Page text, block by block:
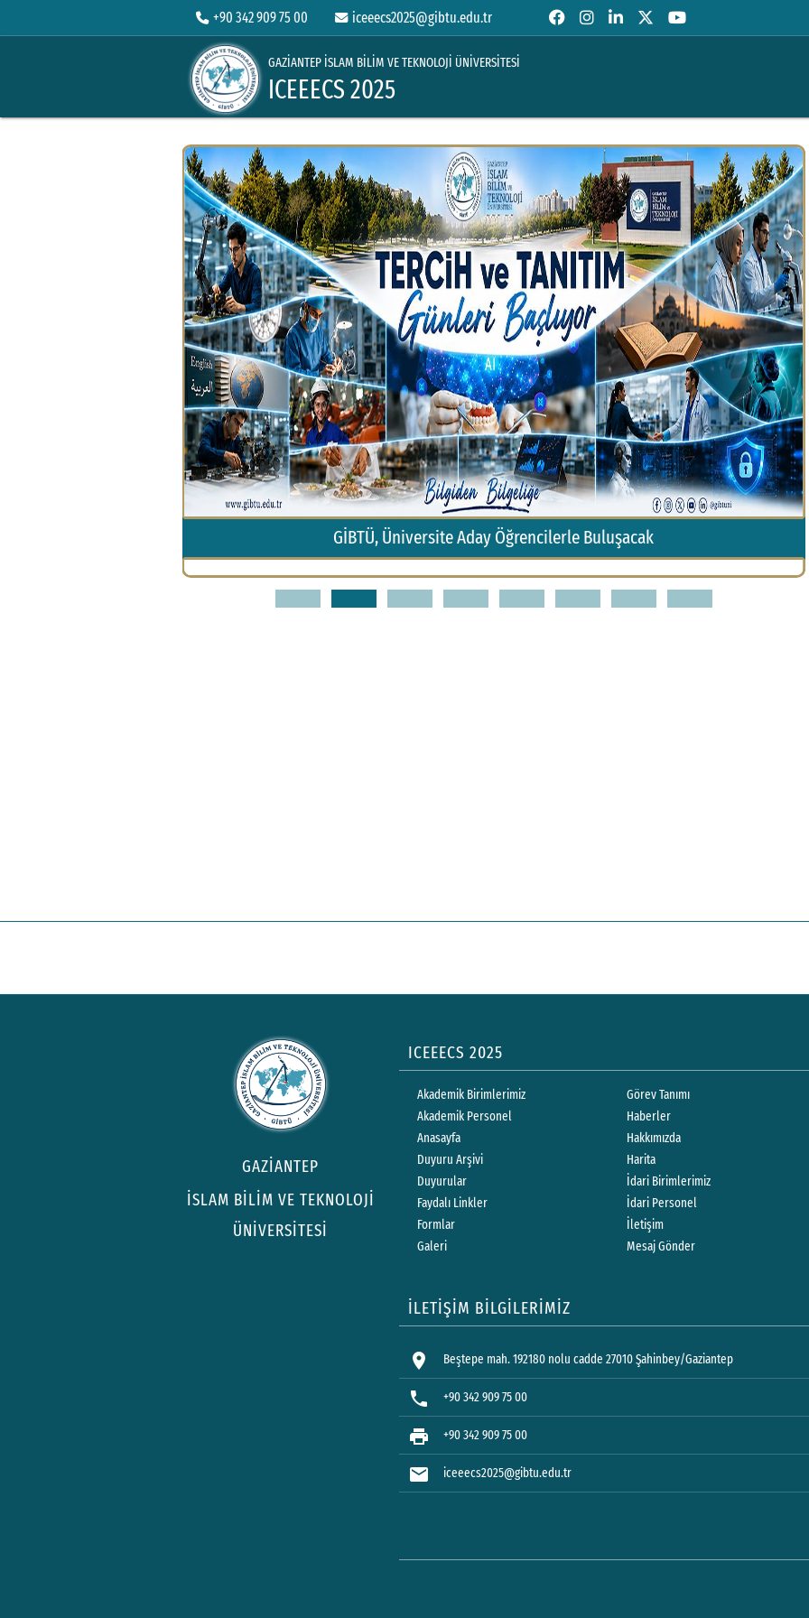
+90 342 909 75 00 iceeecs2025@gibtu.edu.tr
GAZİANTEP İSLAM BİLİM VE TEKNOLOJİ ÜNİVERSİTESİ
ICEEECS 2025
GİBTÜ, Üniversite Aday Öğrencilerle Buluşacak
1 2 3 4 5 6 7 8
GAZİANTEP
İSLAM BİLİM VE TEKNOLOJİ
ÜNİVERSİTESİ
ICEEECS 2025
Akademik Birimlerimiz
Akademik Personel
Anasayfa
Duyuru Arşivi
Duyurular
Faydalı Linkler
Formlar
Galeri
Görev Tanımı
Haberler
Hakkımızda
Harita
İdari Birimlerimiz
İdari Personel
İletişim
Mesaj Gönder
İLETİŞİM BİLGİLERİMİZ
location_on Beştepe mah. 192180 nolu cadde 27010 Şahinbey/Gaziantep
phone +90 342 909 75 00
print +90 342 909 75 00
mail iceeecs2025@gibtu.edu.tr